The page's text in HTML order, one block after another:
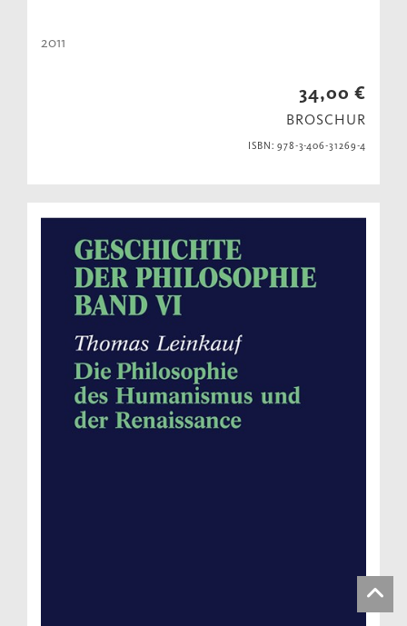
2011
34,00 €
BROSCHUR
ISBN: 978-3-406-31269-4